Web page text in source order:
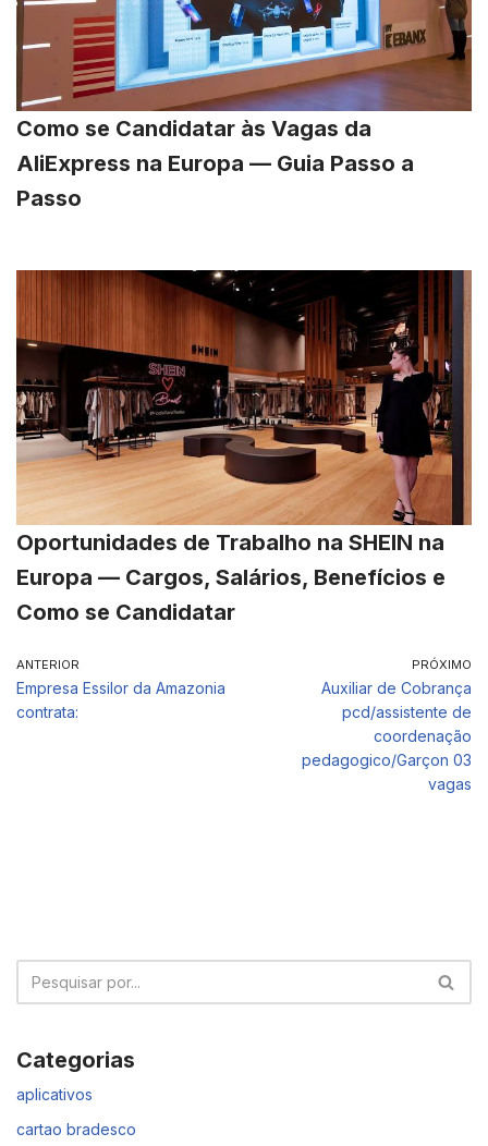
Como se Candidatar às Vagas da
AliExpress na Europa — Guia Passo a
Passo
Oportunidades de Trabalho na SHEIN na
Europa — Cargos, Salários, Benefícios e
Como se Candidatar
ANTERIOR
Empresa Essilor da Amazonia
contrata:
PRÓXIMO
Auxiliar de Cobrança
pcd/assistente de
coordenação
pedagogico/Garçon 03
vagas
Categorias
aplicativos
cartao bradesco